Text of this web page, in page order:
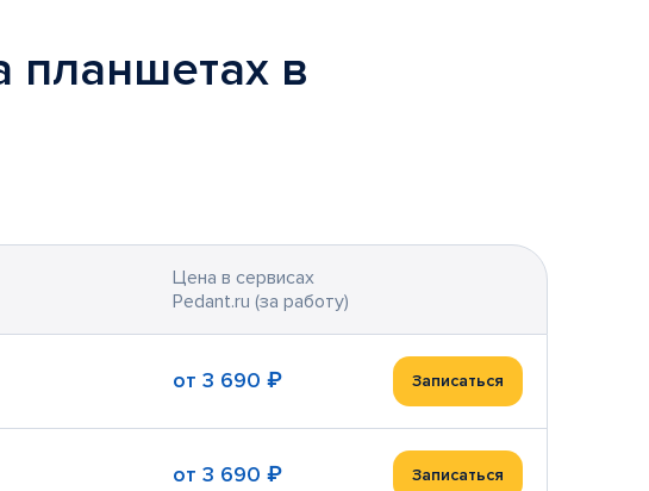
планшетах в
Цена в сервисах
Pedant.ru (за работу)
от 3 690 ₽ Записаться
от 3 690 ₽ Записаться